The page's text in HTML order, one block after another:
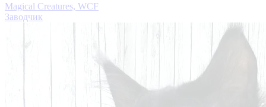
Magical Creatures, WCF
Заводчик